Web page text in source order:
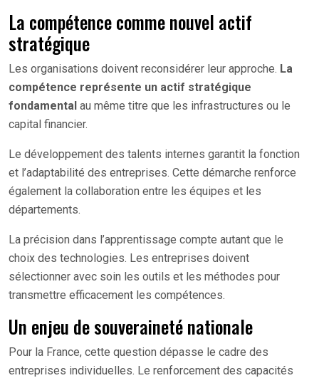
La compétence comme nouvel actif
stratégique
Les organisations doivent reconsidérer leur approche. La
compétence représente un actif stratégique
fondamental au même titre que les infrastructures ou le
capital financier.
Le développement des talents internes garantit la fonction
et l’adaptabilité des entreprises. Cette démarche renforce
également la collaboration entre les équipes et les
départements.
La précision dans l’apprentissage compte autant que le
choix des technologies. Les entreprises doivent
sélectionner avec soin les outils et les méthodes pour
transmettre efficacement les compétences.
Un enjeu de souveraineté nationale
Pour la France, cette question dépasse le cadre des
entreprises individuelles. Le renforcement des capacités